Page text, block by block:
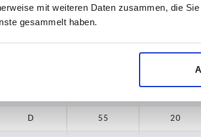
mit weiteren Daten zusammen, die
gesammelt haben.
B
B — 20
D 55 20